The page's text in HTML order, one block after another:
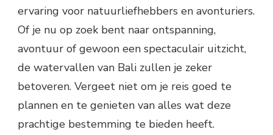
ervaring voor natuurliefhebbers en avonturiers.
Of je nu op zoek bent naar ontspanning,
avontuur of gewoon een spectaculair uitzicht,
de watervallen van Bali zullen je zeker
betoveren. Vergeet niet om je reis goed te
plannen en te genieten van alles wat deze
prachtige bestemming te bieden heeft.